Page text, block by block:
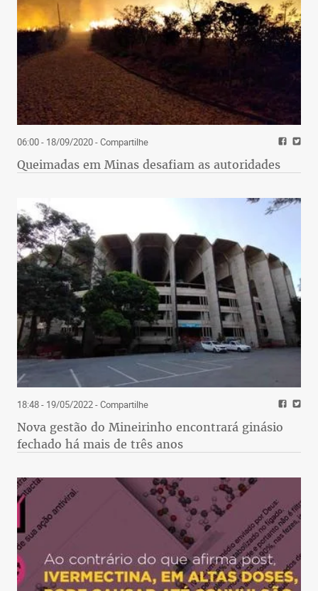
06:00 - 18/09/2020- Compartilhe
Queimadas em Minas desafiam as autoridades
18:48 - 19/05/2022- Compartilhe
Nova gestão do Mineirinho encontrará ginásio
fechado há mais de três anos